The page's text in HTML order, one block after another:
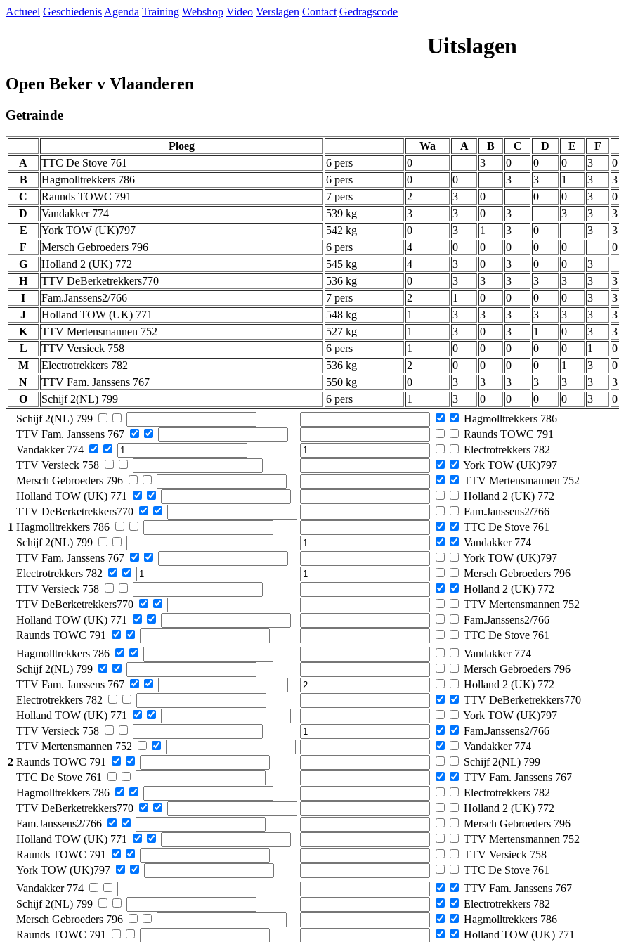
Actueel Geschiedenis Agenda Training Webshop Video Verslagen Contact Gedragscode
Uitslagen
Open Beker v Vlaanderen
Getrainde
Ploeg Wa A B C D E F
A
TTC De Stove 761 6 pers 0 3 0 0 0 3 0
B
Hagmolltrekkers 786 6 pers 0 0 3 3 1 3 3
C
Raunds TOWC 791 7 pers 2 3 0 0 0 3 0
D
Vandakker 774 539 kg 3 3 0 3 3 3 3
E
York TOW (UK)797 542 kg 0 3 1 3 0 3 3
F
Mersch Gebroeders 796 6 pers 4 0 0 0 0 0 0
G
Holland 2 (UK) 772 545 kg 4 3 0 3 0 0 3
H
TTV DeBerketrekkers770 536 kg 0 3 3 3 3 3 3 3
I
Fam.Janssens2/766 7 pers 2 1 0 0 0 0 3 3
J
Holland TOW (UK) 771 548 kg 1 3 3 3 3 3 3 3
K
TTV Mertensmannen 752 527 kg 1 3 0 3 1 0 3 3
L
TTV Versieck 758 6 pers 1 0 0 0 0 0 1 0
M
Electrotrekkers 782 536 kg 2 0 0 0 0 1 3 0
N
TTV Fam. Janssens 767 550 kg 0 3 3 3 3 3 3 3
O
Schijf 2(NL) 799 6 pers 1 3 0 0 0 0 3 0
1
Schijf 2(NL) 799
TTV Fam. Janssens 767
Vandakker 774
TTV Versieck 758
Mersch Gebroeders 796
Holland TOW (UK) 771
TTV DeBerketrekkers770
Hagmolltrekkers 786
Schijf 2(NL) 799
TTV Fam. Janssens 767
Electrotrekkers 782
TTV Versieck 758
TTV DeBerketrekkers770
Holland TOW (UK) 771
Raunds TOWC 791
Hagmolltrekkers 786
Raunds TOWC 791
Electrotrekkers 782
York TOW (UK)797
TTV Mertensmannen 752
Holland 2 (UK) 772
Fam.Janssens2/766
TTC De Stove 761
Vandakker 774
York TOW (UK)797
Mersch Gebroeders 796
Holland 2 (UK) 772
TTV Mertensmannen 752
Fam.Janssens2/766
TTC De Stove 761
2
Hagmolltrekkers 786
Schijf 2(NL) 799
TTV Fam. Janssens 767
Electrotrekkers 782
Holland TOW (UK) 771
TTV Versieck 758
TTV Mertensmannen 752
Raunds TOWC 791
TTC De Stove 761
Hagmolltrekkers 786
TTV DeBerketrekkers770
Fam.Janssens2/766
Holland TOW (UK) 771
Raunds TOWC 791
York TOW (UK)797
Vandakker 774
Mersch Gebroeders 796
Holland 2 (UK) 772
TTV DeBerketrekkers770
York TOW (UK)797
Fam.Janssens2/766
Vandakker 774
Schijf 2(NL) 799
TTV Fam. Janssens 767
Electrotrekkers 782
Holland 2 (UK) 772
Mersch Gebroeders 796
TTV Mertensmannen 752
TTV Versieck 758
TTC De Stove 761
Vandakker 774
Schijf 2(NL) 799
Mersch Gebroeders 796
Raunds TOWC 791
TTV Fam. Janssens 767
Electrotrekkers 782
Hagmolltrekkers 786
Holland TOW (UK) 771